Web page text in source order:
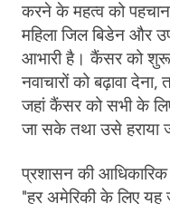
करने के महत्व को
महिला जिल बिडेन और
आभारी है। कैंसर को शुरू
नवाचारों को बढ़ावा
जहां कैंसर को सभी के
जा सके तथा उसे हराया
प्रशासन की आधिकारिक
"हर अमेरिकी के लिए यह